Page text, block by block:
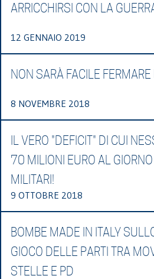
ARRICCHIRSI CON LA
12 GENNAIO 2019
NON SARÀ FACILE
8 NOVEMBRE 2018
IL VERO "DEFICIT" DI CUI
70 MILIONI EURO AL
MILITARI!
9 OTTOBRE 2018
BOMBE MADE IN ITALY
GIOCO DELLE PARTI TRA
STELLE E PD